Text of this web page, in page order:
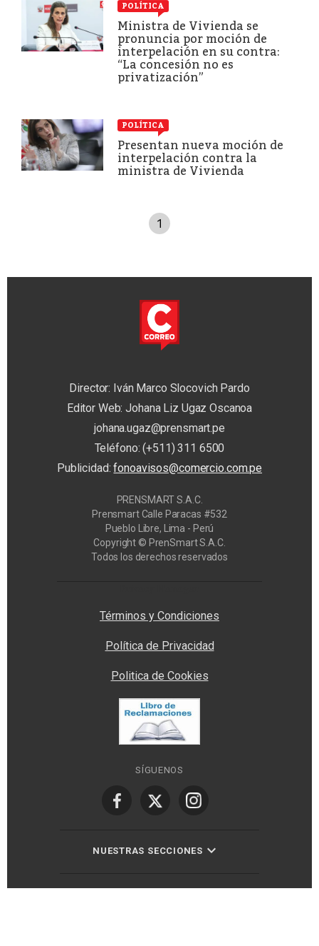
POLÍTICA
Ministra de Vivienda se
pronuncia por moción de
interpelación en su contra:
“La concesión no es
privatización”
POLÍTICA
Presentan nueva moción de
interpelación contra la
ministra de Vivienda
1
Director: Iván Marco Slocovich Pardo
Editor Web: Johana Liz Ugaz Oscanoa
johana.ugaz@prensmart.pe
Teléfono: (+511) 311 6500
Publicidad:fonoavisos@comercio.com.pe
PRENSMART S.A.C.
Prensmart Calle Paracas #532
Pueblo Libre, Lima - Perú
Copyright © PrenSmart S.A.C.
Todos los derechos reservados
Términos y Condiciones
Política de Privacidad
Politica de Cookies
SÍGUENOS
NUESTRAS SECCIONES